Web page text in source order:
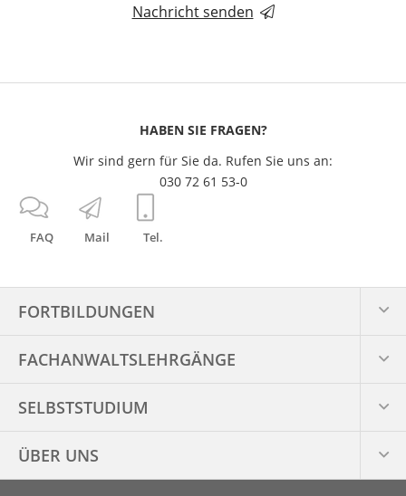
Nachricht senden
FAQ Mail Tel.
HABEN SIE FRAGEN?
Wir sind gern für Sie da. Rufen Sie uns an:
030 72 61 53-0
FORTBILDUNGEN
FACHANWALTS­LEHRGÄNGE
SELBSTSTUDIUM
ÜBER UNS